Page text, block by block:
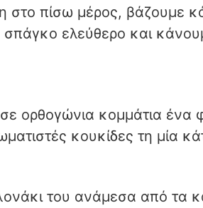
πίσω μέρος, βάζουμε
ελεύθερο και
ορθογώνια κομμάτια ένα
κουκίδες τη μία
του ανάμεσα από τα